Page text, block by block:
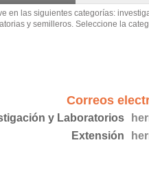
en las siguientes categorías:
y semilleros. Seleccione la
Correos
y Laboratorios
Extensión